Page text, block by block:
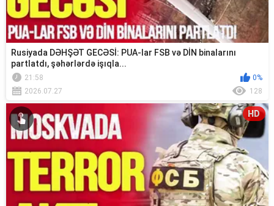
Rusiyada DƏHŞƏT GECƏSİ: PUA-lar FSB və DİN binalarını
partlatdı, şəhərlərdə işıqla...
21:58
0%
2026.07.27
128
HD